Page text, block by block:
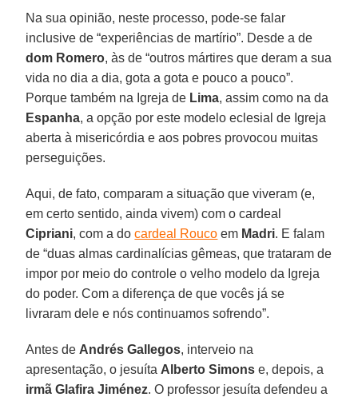
Na sua opinião, neste processo, pode-se falar
inclusive de “experiências de martírio”. Desde a de
dom Romero, às de “outros mártires que deram a sua
vida no dia a dia, gota a gota e pouco a pouco”.
Porque também na Igreja de Lima, assim como na da
Espanha, a opção por este modelo eclesial de Igreja
aberta à misericórdia e aos pobres provocou muitas
perseguições.
Aqui, de fato, comparam a situação que viveram (e,
em certo sentido, ainda vivem) com o cardeal
Cipriani, com a docardeal Rouco em Madri. E falam
de “duas almas cardinalícias gêmeas, que trataram de
impor por meio do controle o velho modelo da Igreja
do poder. Com a diferença de que vocês já se
livraram dele e nós continuamos sofrendo”.
Antes de Andrés Gallegos, interveio na
apresentação, o jesuíta Alberto Simons e, depois, a
irmã Glafira Jiménez. O professor jesuíta defendeu a